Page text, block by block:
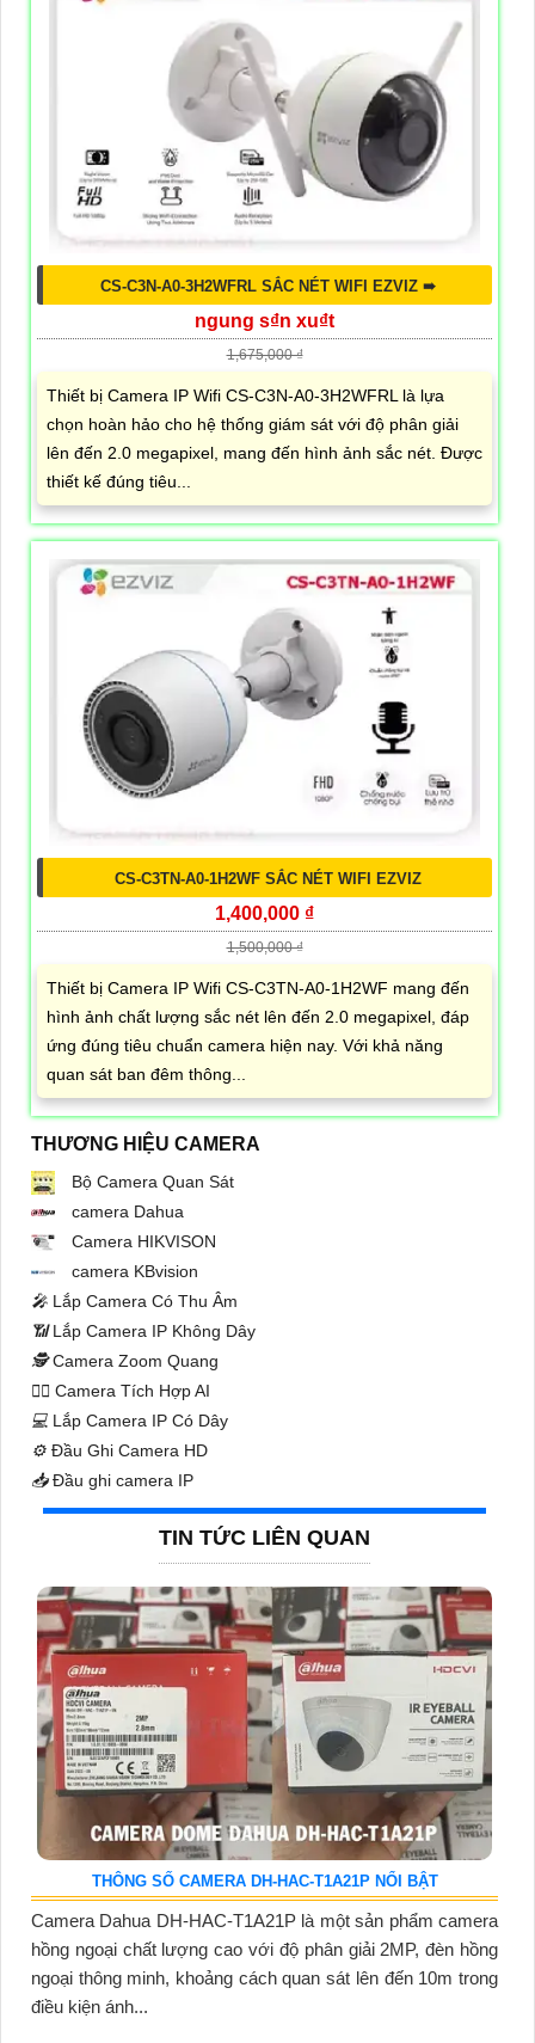
CS-C3N-A0-3H2WFRL SẮC NÉT WIFI EZVIZ ➠
ngung s₫n xu₫t
1,675,000 ₫
Thiết bị Camera IP Wifi CS-C3N-A0-3H2WFRL là lựa
chọn hoàn hảo cho hệ thống giám sát với độ phân giải
lên đến 2.0 megapixel, mang đến hình ảnh sắc nét. Được
thiết kế đúng tiêu...
CS-C3TN-A0-1H2WF SẮC NÉT WIFI EZVIZ
1,400,000 ₫
1,500,000 ₫
Thiết bị Camera IP Wifi CS-C3TN-A0-1H2WF mang đến
hình ảnh chất lượng sắc nét lên đến 2.0 megapixel, đáp
ứng đúng tiêu chuẩn camera hiện nay. Với khả năng
quan sát ban đêm thông...
THƯƠNG HIỆU CAMERA
Bộ Camera Quan Sát
camera Dahua
Camera HIKVISON
camera KBvision
️🎤️ Lắp Camera Có Thu Âm
📶Lắp Camera IP Không Dây
🕵️Camera Zoom Quang
🧛‍♀️ Camera Tích Hợp AI
💻 Lắp Camera IP Có Dây
⚙️ Đầu Ghi Camera HD
📥Đầu ghi camera IP
TIN TỨC LIÊN QUAN
THÔNG SỐ CAMERA DH-HAC-T1A21P NỔI BẬT
Camera Dahua DH-HAC-T1A21P là một sản phẩm camera
hồng ngoại chất lượng cao với độ phân giải 2MP, đèn hồng
ngoại thông minh, khoảng cách quan sát lên đến 10m trong
điều kiện ánh...